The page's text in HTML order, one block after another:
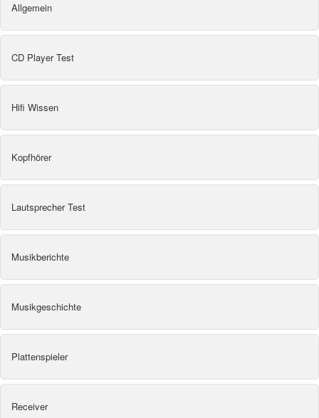
Allgemein
CD Player Test
Hifi Wissen
Kopfhörer
Lautsprecher Test
Musikberichte
Musikgeschichte
Plattenspieler
Receiver